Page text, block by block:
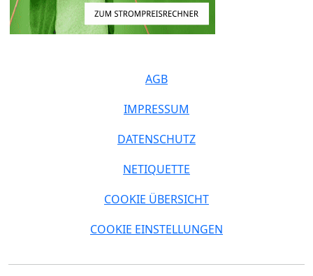
AGB
IMPRESSUM
DATENSCHUTZ
NETIQUETTE
COOKIE ÜBERSICHT
COOKIE EINSTELLUNGEN